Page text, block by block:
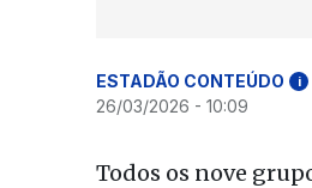
ESTADÃO CONTEÚDO i
26/03/2026 - 10:09
Todos os nove